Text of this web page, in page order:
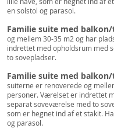
en solstol og parasol.
Familie suite med balkon/
og mellem 30-35 m2 og har
indrettet med opholdsrum med
to sovepladser.
Familie suite med balkon/
suiterne er renoverede og
personer. Værelset er indrettet
separat soveværelse med to
som er hegnet ind af et stakit.
og parasol.